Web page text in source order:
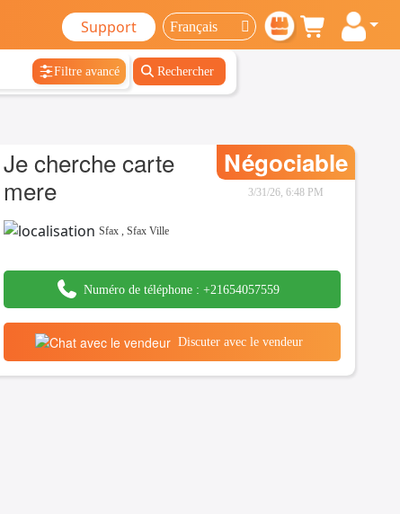
Support
Filtre avancé Rechercher
Je cherche carte
mere
Négociable
3/31/26, 6:48 PM
Sfax ,Sfax Ville
Numéro de téléphone :+21654057559
Discuter avec le vendeur